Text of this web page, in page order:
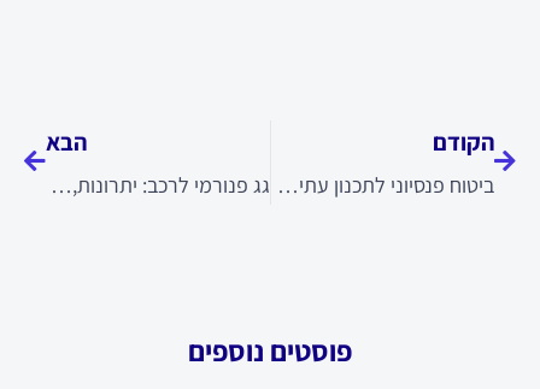
הקודם
ביטוח פנסיוני לתכנון עתיד כלכלי נכון
הבא
גג פנורמי לרכב: יתרונות, חסרונות ותקלות שכדאי להכיר
פוסטים נוספים